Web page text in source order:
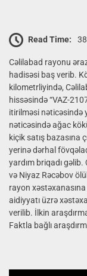
Read Time:
Cəlilabad rayonu
hadisəsi baş verib.
kilometrliyində,
hissəsində “VAZ-
itirilməsi nəticəsində
nəticəsində ağac
kiçik satış bazasına
yerinə dərhal
yardım briqadı
və Niyaz Rəcəbov
rayon xəstəxanasına
aidiyyatı üzrə
verilib. İlkin
Faktla bağlı